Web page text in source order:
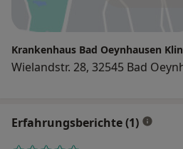
Krankenhaus Bad Oeynhausen
Wielandstr. 28, 32545 Bad
Erfahrungsberichte (1)